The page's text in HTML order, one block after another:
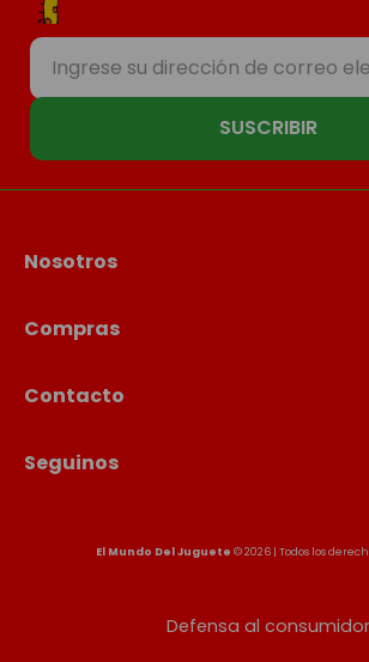
SUSCRIBIR
Nosotros
Compras
Contacto
Seguinos
El Mundo Del Juguete © 2026 | Todos los
Defensa al consumidor